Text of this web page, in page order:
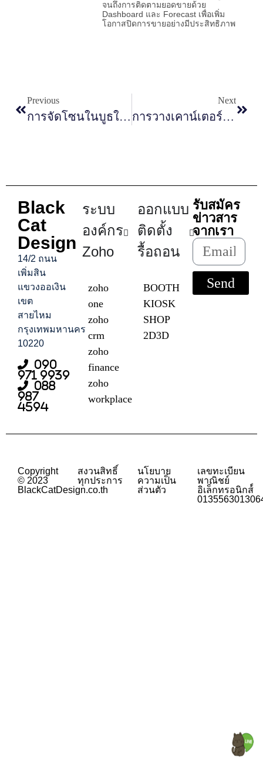
จนถึงการติดตามยอดขายด้วย
Dashboard และ Forecast เพื่อเพิ่ม
โอกาสปิดการขายอย่างมีประสิทธิภาพ
Previous
การจัดโซนในบูธให้รองรับทั้งโชว์สินค้าและคุยงานขาย
Next
การวางเคาน์เตอร์ในบูธ มีผลต่อการต้อนรับลูกค้าอย่างไร
Black
Cat
Design
14/2 ถนน
เพิ่มสิน
แขวงออเงิน
เขต
สายไหม
กรุงเทพมหานคร
10220
090
971 9939
088
987
4594
ระบบ
องค์กร
Zoho
zoho
one
zoho
crm
zoho
finance
zoho
workplace
ออกแบบ
ติดตั้ง
รื้อถอน
BOOTH
KIOSK
SHOP
2D3D
รับสมัคร
ข่าวสาร
จากเรา
Send
Copyright
© 2023
BlackCatDesign.co.th
สงวนสิทธิ์
ทุกประการ
นโยบาย
ความเป็น
ส่วนตัว
เลขทะเบียน
พาณิชย์
อิเล็กทรอนิกส์์